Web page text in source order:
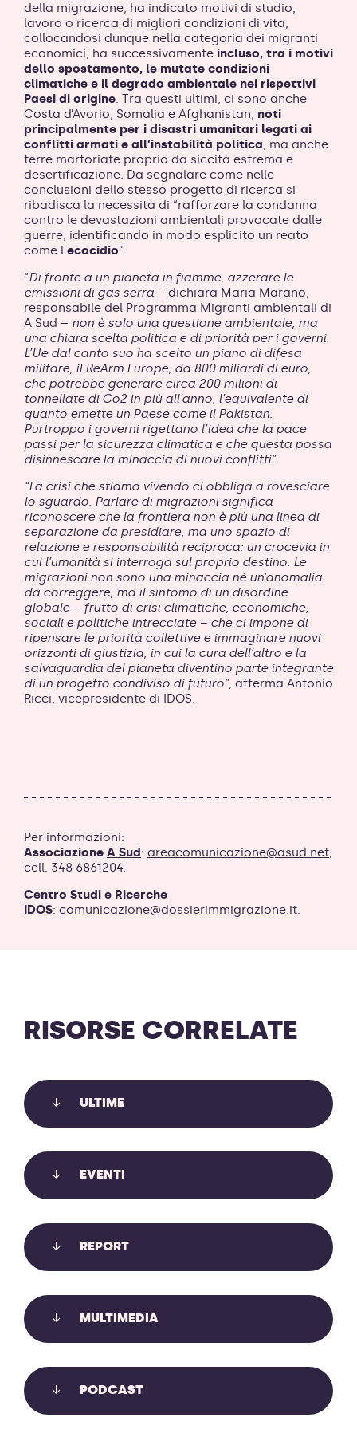
della migrazione, ha indicato motivi di studio,
lavoro o ricerca di migliori condizioni di vita,
collocandosi dunque nella categoria dei migranti
economici, ha successivamente incluso, tra i motivi
dello spostamento, le mutate condizioni
climatiche e il degrado ambientale nei rispettivi
Paesi di origine. Tra questi ultimi, ci sono anche
Costa d’Avorio, Somalia e Afghanistan, noti
principalmente per i disastri umanitari legati ai
conflitti armati e all’instabilità politica, ma anche
terre martoriate proprio da siccità estrema e
desertificazione. Da segnalare come nelle
conclusioni dello stesso progetto di ricerca si
ribadisca la necessità di “rafforzare la condanna
contro le devastazioni ambientali provocate dalle
guerre, identificando in modo esplicito un reato
come l’ecocidio”.
“Di fronte a un pianeta in fiamme, azzerare le
emissioni di gas serra – dichiara Maria Marano,
responsabile del Programma Migranti ambientali di
A Sud – non è solo una questione ambientale, ma
una chiara scelta politica e di priorità per i governi.
L’Ue dal canto suo ha scelto un piano di difesa
militare, il ReArm Europe, da 800 miliardi di euro,
che potrebbe generare circa 200 milioni di
tonnellate di Co2 in più all’anno, l’equivalente di
quanto emette un Paese come il Pakistan.
Purtroppo i governi rigettano l’idea che la pace
passi per la sicurezza climatica e che questa possa
disinnescare la minaccia di nuovi conflitti”.
“La crisi che stiamo vivendo ci obbliga a rovesciare
lo sguardo. Parlare di migrazioni significa
riconoscere che la frontiera non è più una linea di
separazione da presidiare, ma uno spazio di
relazione e responsabilità reciproca: un crocevia in
cui l’umanità si interroga sul proprio destino. Le
migrazioni non sono una minaccia né un’anomalia
da correggere, ma il sintomo di un disordine
globale – frutto di crisi climatiche, economiche,
sociali e politiche intrecciate – che ci impone di
ripensare le priorità collettive e immaginare nuovi
orizzonti di giustizia, in cui la cura dell’altro e la
salvaguardia del pianeta diventino parte integrante
di un progetto condiviso di futuro”, afferma Antonio
Ricci, vicepresidente di IDOS.
Per informazioni:
Associazione A Sud: areacomunicazione@asud.net,
cell. 348 6861204.
Centro Studi e Ricerche
IDOS: comunicazione@dossierimmigrazione.it.
RISORSE CORRELATE
ULTIME
LE SLAPP: USARE I TRIBUNALI PER
METTERE A TACERE CHI DENUNCIA,
Le SLAPP usano i tribunali per mettere a tacere chi
Giustizia sul recepimento anti-SLAPP.
EVENTI
CLIMATE JUSTICE PERSPECTIVES IN
REPORT
MULTIMEDIA
PODCAST